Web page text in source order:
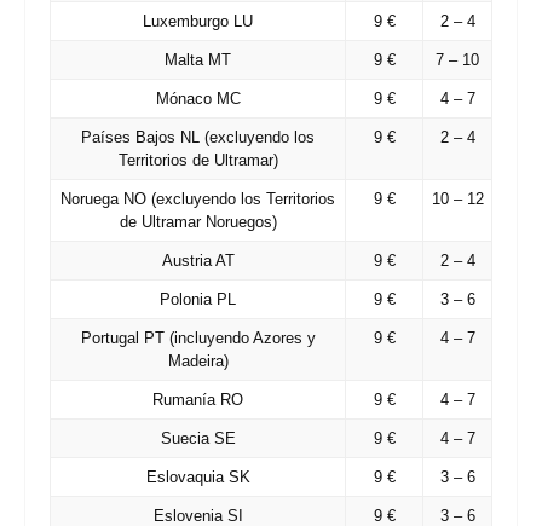
Luxemburgo LU 9 € 2 – 4
Malta MT 9 € 7 – 10
Mónaco MC 9 € 4 – 7
Países Bajos NL (excluyendo los
Territorios de Ultramar)
9 € 2 – 4
Noruega NO (excluyendo los Territorios
de Ultramar Noruegos)
9 € 10 – 12
Austria AT 9 € 2 – 4
Polonia PL 9 € 3 – 6
Portugal PT(incluyendo Azores y
Madeira)
9 € 4 – 7
Rumanía RO 9 € 4 – 7
Suecia SE 9 € 4 – 7
Eslovaquia SK 9 € 3 – 6
Eslovenia SI 9 € 3 – 6